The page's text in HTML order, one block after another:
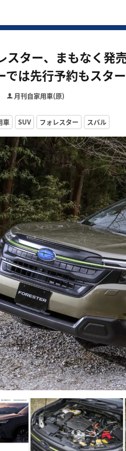
スター、まもなく
では先行予約もスター
月刊自家用車(原)
車 SUV フォレスター スバル